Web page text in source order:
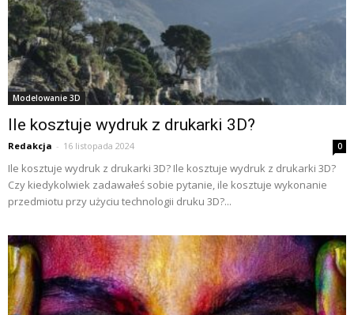
Modelowanie 3D
Ile kosztuje wydruk z drukarki 3D?
Redakcja - 16 listopada 2024 0
Ile kosztuje wydruk z drukarki 3D? Ile kosztuje wydruk z drukarki 3D?
Czy kiedykolwiek zadawałeś sobie pytanie, ile kosztuje wykonanie
przedmiotu przy użyciu technologii druku 3D?...